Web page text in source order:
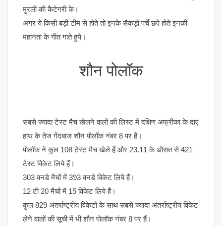
मुरली की कैटेगरी के।
अगर ये किसी बड़ी टीम से होते तो इनके सैकड़ों पर्चे छपे होते इनकी
महानता के गीत गाते हुये।
शौन पोलॉक
सबसे ज्यादा टेस्ट मैच खेलने वालों की लिस्ट में दक्षिण अफ्रीका के दाएं
हाथ के तेज गेंदबाज शौन पोलॉक नंबर 8 पर हैं।
पोलॉक ने कुल 108 टेस्ट मैच खेले हैं और 23.11 के औसत से 421
टेस्ट विकेट लिये हैं।
303 वनडे मैचों में 393 वनडे विकेट लिये हैं।
12 टी 20 मैचों में 15 विकेट लिये हैं।
कुल 829 अंतर्राष्ट्रीय विकेटों के साथ सबसे ज्यादा अंतर्राष्ट्रीय विकेट
लेने वालों की सूची में भी शौन पोलॉक नंबर 8 पर हैं।